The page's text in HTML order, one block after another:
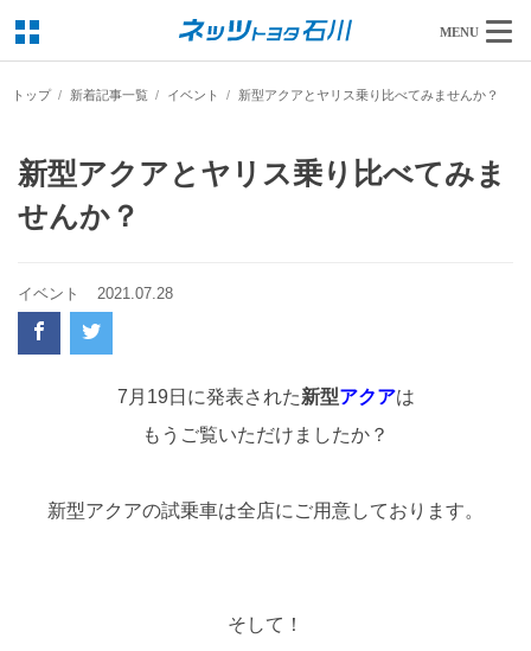
MENU
トップ 新着記事一覧 イベント 新型アクアとヤリス乗り比べてみませんか？
新型アクアとヤリス乗り比べてみま
せんか？
イベント 2021.07.28
7月19日に発表された新型アクアは
もうご覧いただけましたか？
新型アクアの試乗車は全店にご用意しております。
そして！